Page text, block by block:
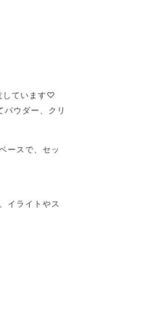
しています♡
ウダー、クリ
ースで、セッ
イライトやス